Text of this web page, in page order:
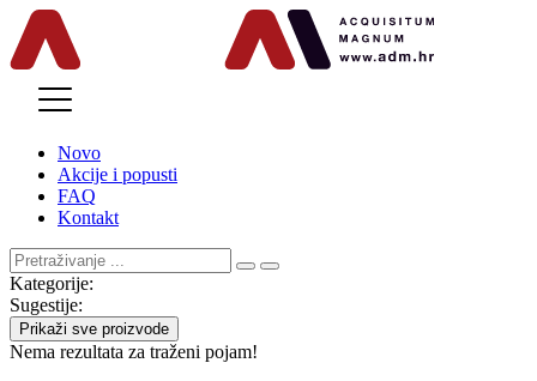
Novo
Akcije i popusti
FAQ
Kontakt
Kategorije:
Sugestije:
Prikaži sve proizvode
Nema rezultata za traženi pojam!